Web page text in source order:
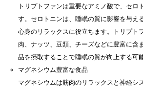
トリプトファンは重要なアミノ酸で、セロ
す。セロトニンは、睡眠の質に影響を与え
心身のリラックスに役立ちます。トリプト
肉、ナッツ、豆類、チーズなどに豊富に含
品を摂取することで睡眠の質が向上する可
マグネシウム豊富な食品
マグネシウムは筋肉のリラックスと神経シ